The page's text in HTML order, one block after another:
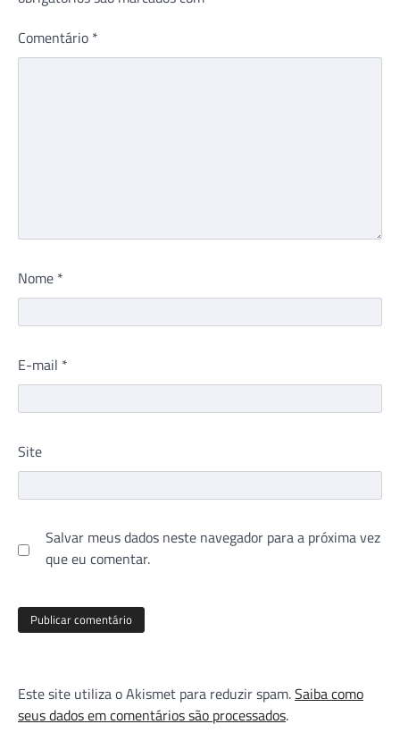
Comentário *
Nome *
E-mail *
Site
Salvar meus dados neste navegador para a próxima vez
que eu comentar.
Este site utiliza o Akismet para reduzir spam.Saiba como
seus dados em comentários são processados.